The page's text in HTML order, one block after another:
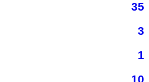
35
3
1
10